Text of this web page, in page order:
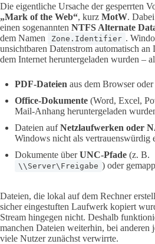
Die eigentliche Ursache der gesperrten
„Mark of the Web“, kurz MotW.
einen sogenannten NTFS Alternate
dem Namen
Zone.Identifier .
unsichtbaren Datenstrom automatisch an
dem Internet heruntergeladen wurden –
PDF-Dateien aus dem Browser
Office-Dokumente (Word, Excel,
Mail-Anhang heruntergeladen
Dateien aufNetzlaufwerken oder
Windows nicht als vertrauenswürdig
Dokumente überUNC-Pfade (z. B.
\\Server\Freigabe ) oder
Dateien, die lokal auf dem Rechner
sicher eingestuften Laufwerk kopiert
Stream hingegen nicht. Deshalb
manchen Dateien weiterhin, bei anderen
viele Nutzer zunächst verwirrte.